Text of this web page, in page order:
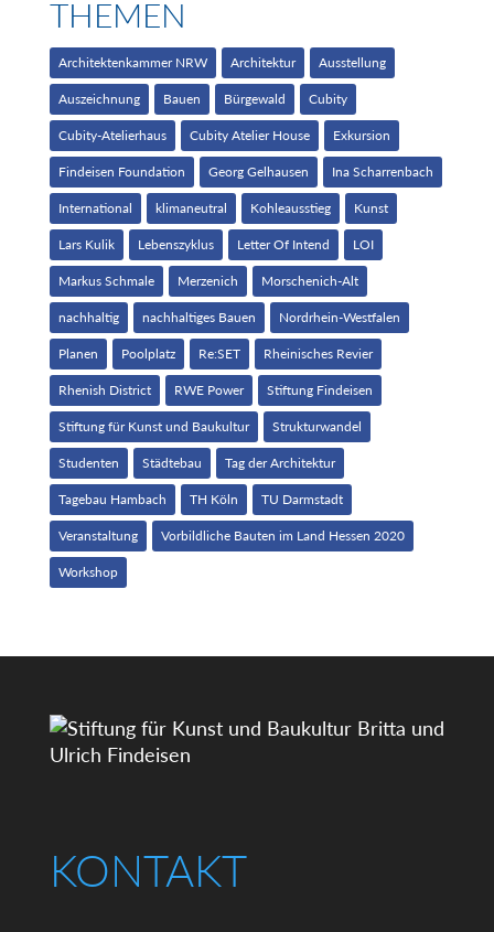
THEMEN
Architektenkammer NRW Architektur Ausstellung
Auszeichnung Bauen Bürgewald Cubity
Cubity-Atelierhaus Cubity Atelier House Exkursion
Findeisen Foundation Georg Gelhausen Ina Scharrenbach
International klimaneutral Kohleausstieg Kunst
Lars Kulik Lebenszyklus Letter Of Intend LOI
Markus Schmale Merzenich Morschenich-Alt
nachhaltig nachhaltiges Bauen Nordrhein-Westfalen
Planen Poolplatz Re:SET Rheinisches Revier
Rhenish District RWE Power Stiftung Findeisen
Stiftung für Kunst und Baukultur Strukturwandel
Studenten Städtebau Tag der Architektur
Tagebau Hambach TH Köln TU Darmstadt
Veranstaltung Vorbildliche Bauten im Land Hessen 2020
Workshop
KONTAKT